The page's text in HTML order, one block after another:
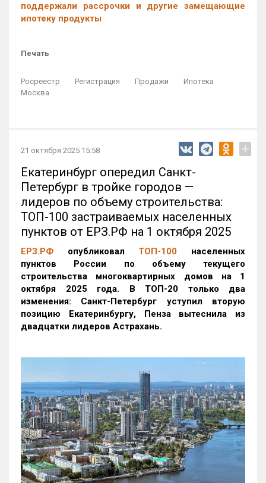
поддержали рассрочки и другие замещающие
ипотеку продукты
Печать
Росреестр Регистрация Продажи
Ипотека
Москва
21 октября 2025 15:58 +
Екатеринбург опередил Санкт-
Петербург в тройке городов —
лидеров по объему строительства:
ТОП-100 застраиваемых населенных
пунктов от ЕРЗ.РФ на 1 октября 2025
ЕРЗ.РФ опубликовал ТОП-100 населенных
пунктов России по объему текущего
строительства многоквартирных домов на 1
октября 2025 года. В ТОП-20 только два
изменения: Санкт-Петербург уступил вторую
позицию Екатеринбургу, Пенза вытеснила из
двадцатки лидеров Астрахань.